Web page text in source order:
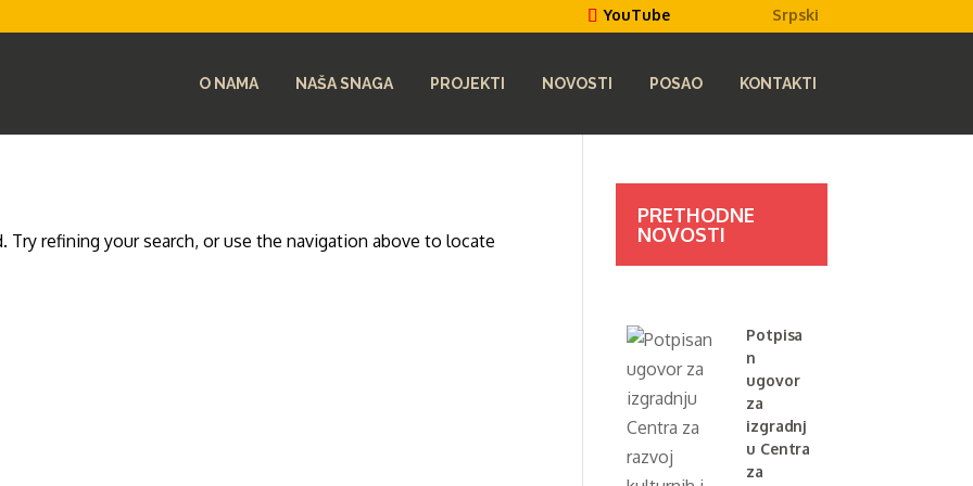
YouTube Srpski
O NAMA NAŠA SNAGA PROJEKTI NOVOSTI POSAO KONTAKTI
refining your search, or use the navigation above to locate
PRETHODNE
NOVOSTI
Potpisa
n
ugovor
za
izgradnj
u Centra
za